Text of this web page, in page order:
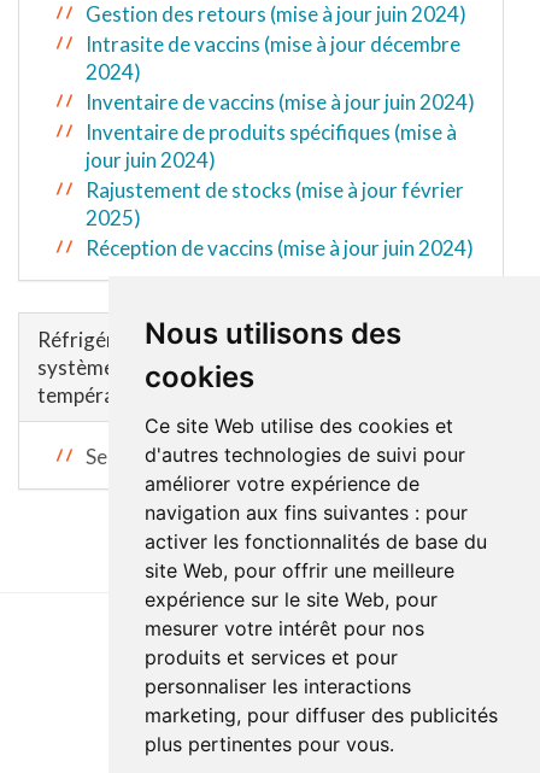
Nous utilisons des
cookies
Ce site Web utilise des cookies et
d'autres technologies de suivi pour
améliorer votre expérience de
navigation aux fins suivantes : pour
activer les fonctionnalités de base du
site Web, pour offrir une meilleure
expérience sur le site Web, pour
mesurer votre intérêt pour nos
produits et services et pour
personnaliser les interactions
marketing, pour diffuser des publicités
plus pertinentes pour vous.
Gestion des retours (mise à jour juin 2024)
Intrasite de vaccins (mise à jour décembre
2024)
Inventaire de vaccins (mise à jour juin 2024)
Inventaire de produits spécifiques (mise à
jour juin 2024)
Rajustement de stocks (mise à jour février
2025)
Réception de vaccins (mise à jour juin 2024)
Réfrigérateurs ou congélateurs reliés à un
système de surveillance et d’enregistrement des
températures en continu (ATEK)
Section à venir
Dernière mise à jour : 13 juillet 2026
Accessibilité
Documentation
Réalisation du site